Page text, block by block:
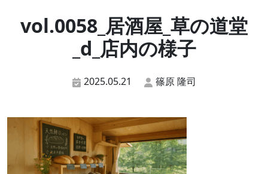
vol.0058_居酒屋_草の道堂
_d_店内の様子
2025.05.21 篠原 隆司